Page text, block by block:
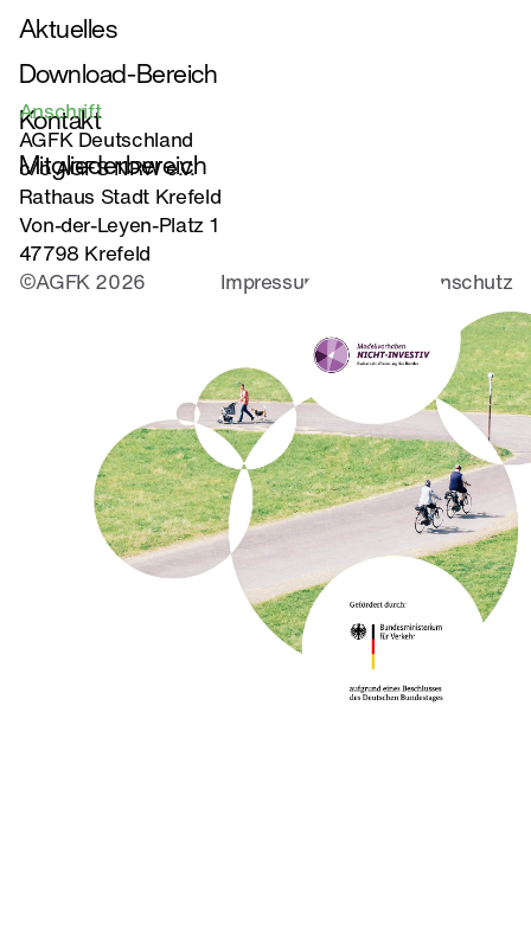
Aktuelles
Download-Bereich
Kontakt
Mitgliederbereich
Anschrift
AGFK Deutschland
c/o AGFS NRW e.V.
Rathaus Stadt Krefeld
Von-der-Leyen-Platz 1
47798 Krefeld
©AGFK 2026
Impressum Datenschutz